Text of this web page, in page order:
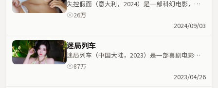
失控假面（意大利，2024）是一部科幻电影，雷
德利·斯科特执导，任素汐、基里安·墨菲等主
演；科幻元素与人物命运紧密交织，节奏紧凑。
26万
2024/09/03
迷局列车
迷局列车（中国大陆，2023）是一部喜剧电影，
姜文执导，肖战、奥黛丽·塔图等主演；喜剧元素
87万
2023/04/26